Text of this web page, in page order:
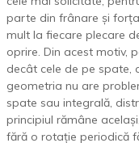
parte din frânare și
mult la fiecare plecare
oprire. Din acest motiv,
decât cele de pe spate,
geometria nu are
spate sau integrală,
principiul rămâne
fără o rotație periodică